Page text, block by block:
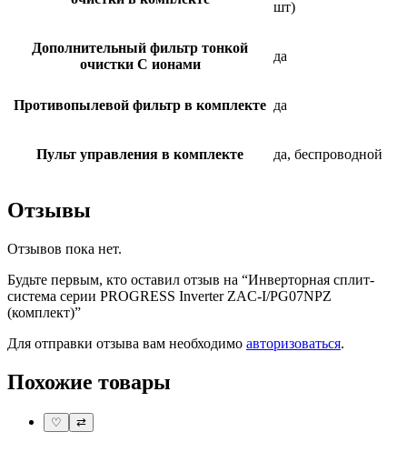
шт)
Дополнительный фильтр тонкой
очистки С ионами
да
Противопылевой фильтр в комплекте да
Пульт управления в комплекте да, беспроводной
Отзывы
Отзывов пока нет.
Будьте первым, кто оставил отзыв на “Инверторная сплит-
система серии PROGRESS Inverter ZAC-I/PG07NPZ
(комплект)”
Для отправки отзыва вам необходимо авторизоваться.
Похожие товары
♡ ⇄